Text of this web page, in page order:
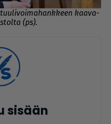
kaava-
(ps).
sisään